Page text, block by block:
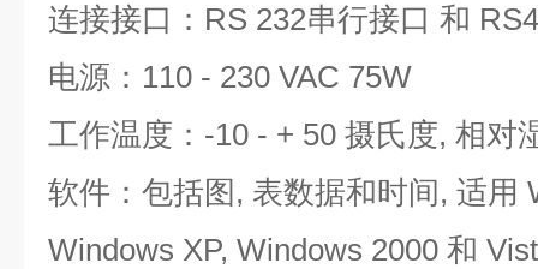
连接接口：RS 232串行接口 和
电源：110 - 230 VAC 75W
工作温度：-10 - + 50 摄氏度, 相对
软件：包括图, 表数据和时间, 适用
Windows XP, Windows 2000 和